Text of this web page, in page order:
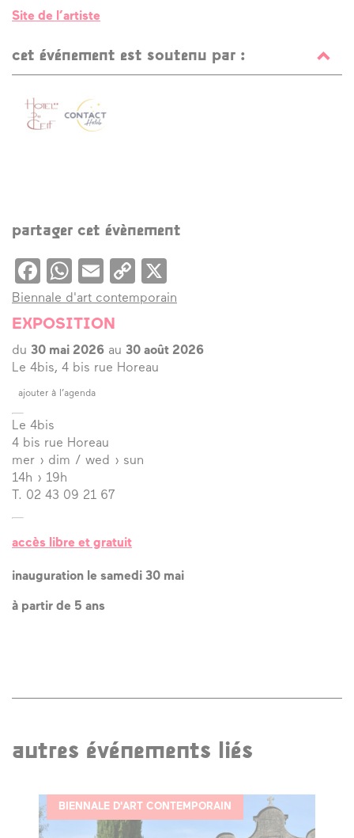
Site de l’artiste
cet événement est soutenu par :
partager cet évènement
Facebook
WhatsApp
EmailCopy
Link
Biennale d'art contemporain
EXPOSITION
du 30 mai 2026 au 30 août 2026
Le 4bis, 4 bis rue Horeau
ajouter à l’agenda
Le 4bis
4 bis rue Horeau
mer › dim / wed › sun
14h › 19h
T. 02 43 09 21 67
accès libre et gratuit
inauguration le samedi 30 mai
à partir de 5 ans
autres événements liés
BIENNALE D'ART CONTEMPORAIN